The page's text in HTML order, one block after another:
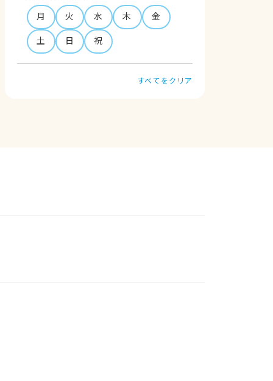
月 火 水 木
金
土
日 祝
すべてをクリア